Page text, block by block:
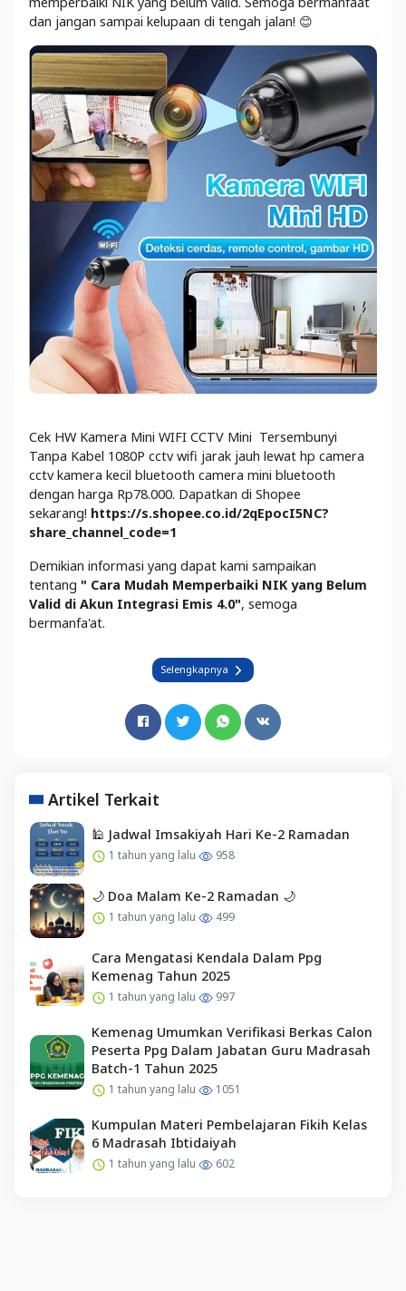
dan jangan sampai kelupaan di tengah jalan! 😊
Cek HW Kamera Mini WIFI CCTV Mini Tersembunyi
Tanpa Kabel 1080P cctv wifi jarak jauh lewat hp camera
cctv kamera kecil bluetooth camera mini bluetooth
dengan harga Rp78.000. Dapatkan di Shopee
sekarang! https://s.shopee.co.id/2qEpocI5NC?
share_channel_code=1
Demikian informasi yang dapat kami sampaikan
tentang " Cara Mudah Memperbaiki NIK yang Belum
Valid di Akun Integrasi Emis 4.0", semoga
bermanfa'at.
Selengkapnya
Artikel Terkait
🕌 Jadwal Imsakiyah Hari Ke-2 Ramadan
1 tahun yang lalu 958
🌙 Doa Malam Ke-2 Ramadan 🌙
1 tahun yang lalu 499
Cara Mengatasi Kendala Dalam Ppg
Kemenag Tahun 2025
1 tahun yang lalu 997
Kemenag Umumkan Verifikasi Berkas Calon
Peserta Ppg Dalam Jabatan Guru Madrasah
Batch-1 Tahun 2025
1 tahun yang lalu 1051
Kumpulan Materi Pembelajaran Fikih Kelas
6 Madrasah Ibtidaiyah
1 tahun yang lalu 602